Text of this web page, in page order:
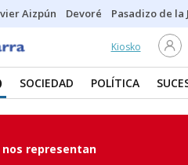
Aizpún Devoré Pasadizo de la
Kiosko
SOCIEDAD POLÍTICA
nos representan